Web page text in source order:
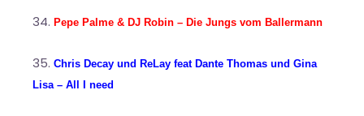
Pepe Palme & DJ Robin – Die Jungs vom Ballermann
Chris Decay und ReLay feat Dante Thomas und Gina
Lisa – All I need